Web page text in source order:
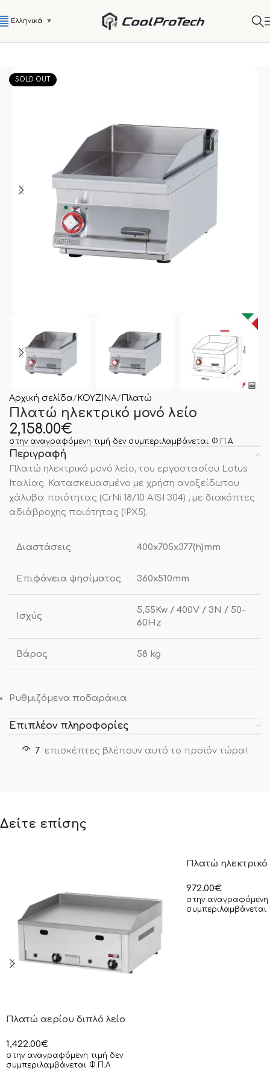
Ελληνικά ▼
SOLD OUT
Αρχική σελίδα ΚΟΥΖΙΝΑ Πλατώ
Πλατώ ηλεκτρικό μονό λείο
2,158.00€
στην αναγραφόμενη τιμή δεν συμπεριλαμβάνεται Φ.Π.Α
Περιγραφή
Πλατώ ηλεκτρικό μονό λείο, του εργοστασίου Lotus
Ιταλίας. Κατασκευασμένο με χρήση ανοξείδωτου
χάλυβα ποιότητας (CrNi 18/10 AISI 304) , με διακόπτες
αδιάβροχης ποιότητας (IPX5).
Διαστάσεις 400x705x377(h)mm
Επιφάνεια ψησίματος 360x510mm
Ισχύς
5,55Kw / 400V / 3N / 50-
60Hz
Βάρος 58 kg
Ρυθμιζόμενα ποδαράκια
Επιπλέον πληροφορίες
7 επισκέπτες βλέπουν αυτό το προϊόν τώρα!
Δείτε επίσης
Πλατώ αερίου διπλό λείο
1,422.00€
στην αναγραφόμενη τιμή δεν
συμπεριλαμβάνεται Φ.Π.Α
Πλατώ ηλεκτρικό
972.00€
στην αναγραφόμενη